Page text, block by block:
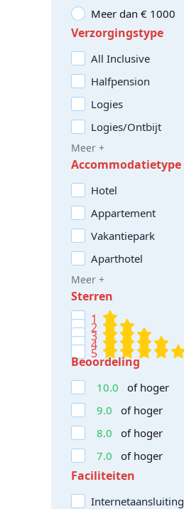
Meer dan € 1000
Verzorgingstype
All Inclusive
Halfpension
Logies
Logies/Ontbijt
Meer +
Accommodatietype
Hotel
Appartement
Vakantiepark
Aparthotel
Meer +
Sterren
1
2
3
4
5
Beoordeling
10.0
of hoger
9.0
of hoger
8.0
of hoger
7.0
of hoger
Faciliteiten
Internetaansluiting